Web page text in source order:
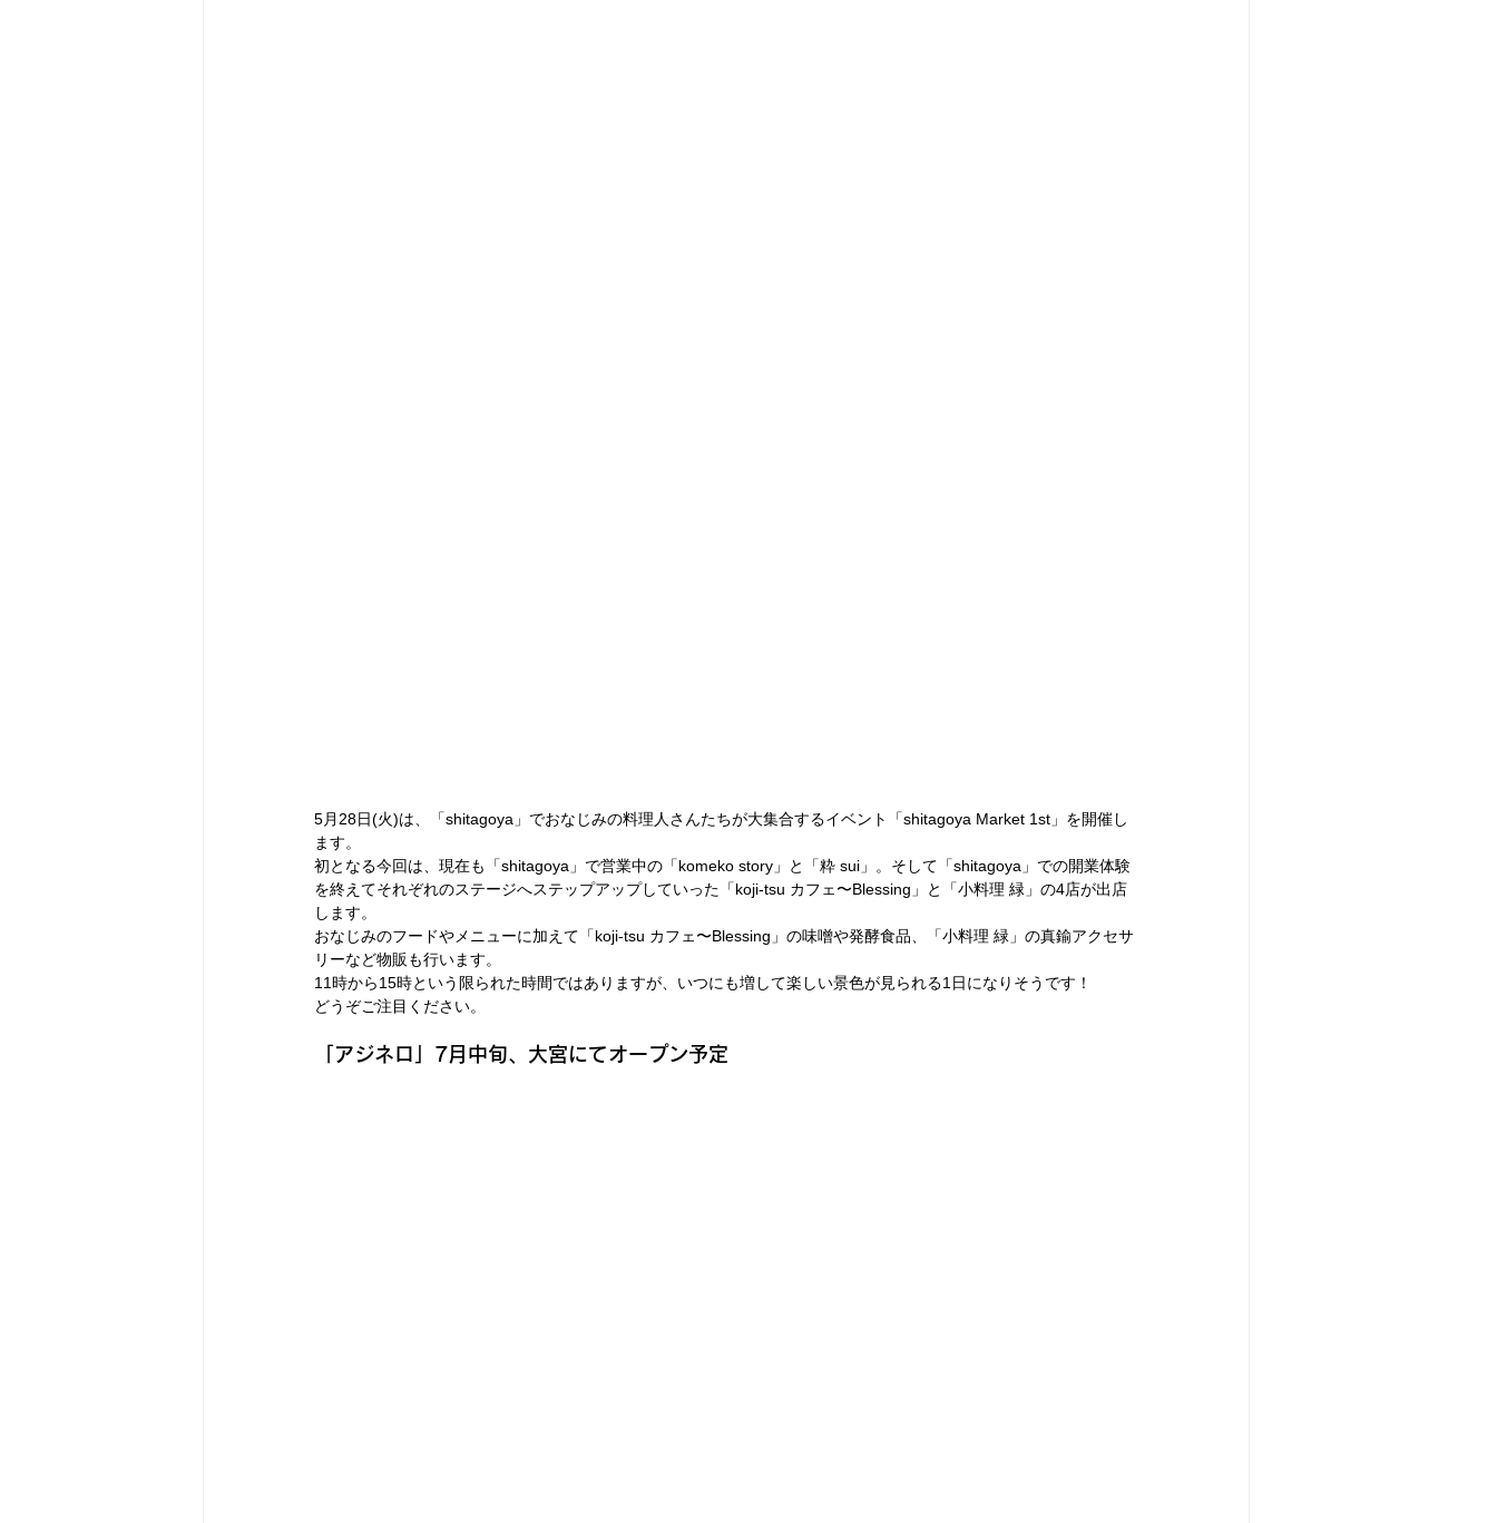
5月28日(火)は、「shitagoya」でおなじみの料理人さんたちが大集合するイベント「shitagoya Market 1st」を開催し
ます。
初となる今回は、現在も「shitagoya」で営業中の「komeko story」と「粋 sui」。そして「shitagoya」での開業体験
を終えてそれぞれのステージへステップアップしていった「koji-tsu カフェ〜Blessing」と「小料理 緑」の4店が出店
します。
おなじみのフードやメニューに加えて「koji-tsu カフェ〜Blessing」の味噌や発酵食品、「小料理 緑」の真鍮アクセサ
リーなど物販も行います。
11時から15時という限られた時間ではありますが、いつにも増して楽しい景色が見られる1日になりそうです！
どうぞご注目ください。
「アジネロ」7月中旬、大宮にてオープン予定